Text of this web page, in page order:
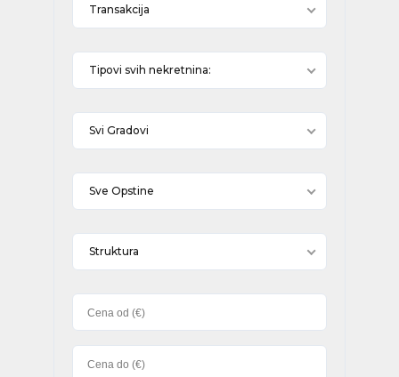
Transakcija
Tipovi svih nekretnina:
Svi Gradovi
Sve Opstine
Struktura